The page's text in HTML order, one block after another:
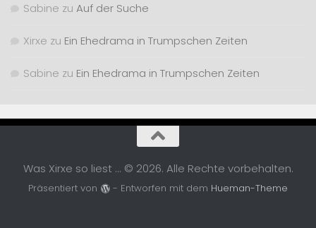
Sabine zu Auf der Suche
Xirxe zu Ein Ehedrama in Trumpschen Zeiten
Sabine zu Ein Ehedrama in Trumpschen Zeiten
Was Xirxe so liest ... © 2026. Alle Rechte vorbehalten.
Präsentiert von - Entworfen mit dem Hueman-Theme